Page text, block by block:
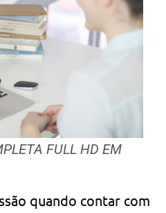
FULL HD EM
quando contar com